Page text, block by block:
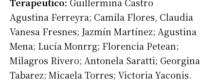
Terapéutico: Guillermina Castro
Agustina Ferreyra; Camila Flores, Claudia
Vanesa Fresnes; Jazmín Martínez; Agustina
Mena; Lucía Monrrg; Florencia Petean;
Milagros Rivero; Antonela Saratti; Georgina
Tabarez; Micaela Torres; Victoria Yaconis.